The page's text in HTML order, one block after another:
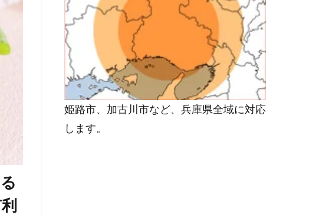
姫路市、加古川市など、兵庫県全域に対応
します。